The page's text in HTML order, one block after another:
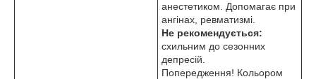
анестетиком. Допомагає при
ангінах, ревматизмі.
Не рекомендується:
схильним до сезонних
депресій.
Попередження! Кольором